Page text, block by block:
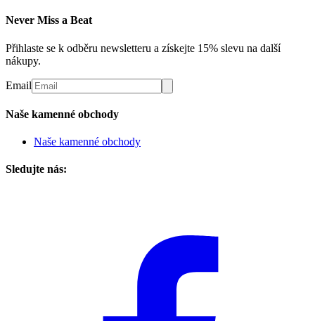
Never Miss a Beat
Přihlaste se k odběru newsletteru a získejte 15% slevu na další
nákupy.
Email
Naše kamenné obchody
Naše kamenné obchody
Sledujte nás: